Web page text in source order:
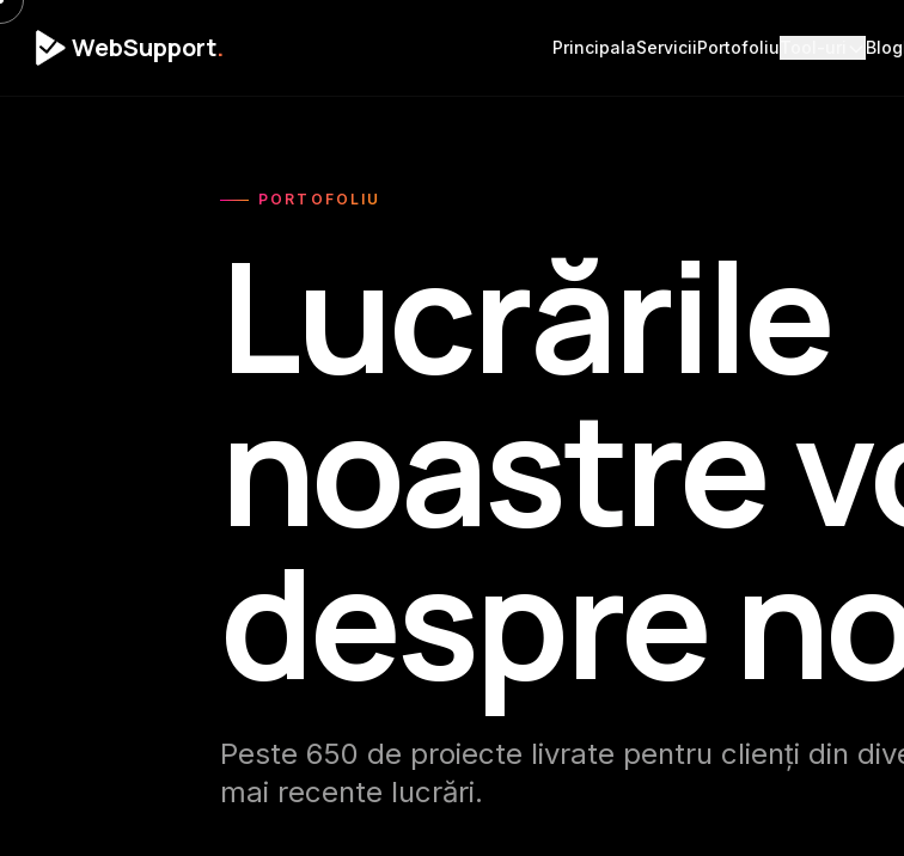
WebSupport. PrincipalaServiciiPortofoliu Blog
PORTOFOLIU
Lucrările
noastre
despre
Peste 650 de proiecte livrate pentru clienți din
mai recente lucrări.